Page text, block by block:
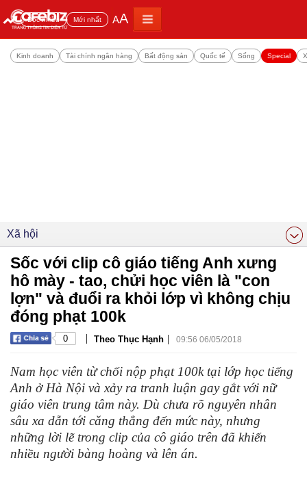
Đọc nhiều Mới nhất AA
Kinh doanh Tài chính ngân hàng Bất động sản Quốc tế Sống Special
Xã hội
Sốc với clip cô giáo tiếng Anh xưng
hô mày - tao, chửi học viên là "con
lợn" và đuổi ra khỏi lớp vì không chịu
đóng phạt 100k
0 | Theo Thục Hạnh | 09:56 06/05/2018
Nam học viên từ chối nộp phạt 100k tại lớp học tiếng
Anh ở Hà Nội và xảy ra tranh luận gay gắt với nữ
giáo viên trung tâm này. Dù chưa rõ nguyên nhân
sâu xa dẫn tới căng thẳng đến mức này, nhưng
những lời lẽ trong clip của cô giáo trên đã khiến
nhiều người bàng hoàng và lên án.